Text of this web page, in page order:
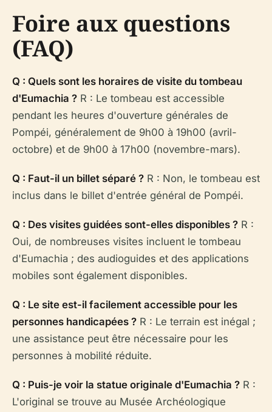
Foire aux questions
(FAQ)
Q : Quels sont les horaires de visite du tombeau
d'Eumachia ? R : Le tombeau est accessible
pendant les heures d'ouverture générales de
Pompéi, généralement de 9h00 à 19h00 (avril-
octobre) et de 9h00 à 17h00 (novembre-mars).
Q : Faut-il un billet séparé ? R : Non, le tombeau est
inclus dans le billet d'entrée général de Pompéi.
Q : Des visites guidées sont-elles disponibles ? R :
Oui, de nombreuses visites incluent le tombeau
d'Eumachia ; des audioguides et des applications
mobiles sont également disponibles.
Q : Le site est-il facilement accessible pour les
personnes handicapées ? R : Le terrain est inégal ;
une assistance peut être nécessaire pour les
personnes à mobilité réduite.
Q : Puis-je voir la statue originale d'Eumachia ? R :
L'original se trouve au Musée Archéologique